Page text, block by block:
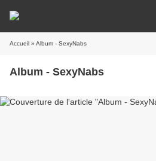
Accueil » Album - SexyNabs
Album - SexyNabs